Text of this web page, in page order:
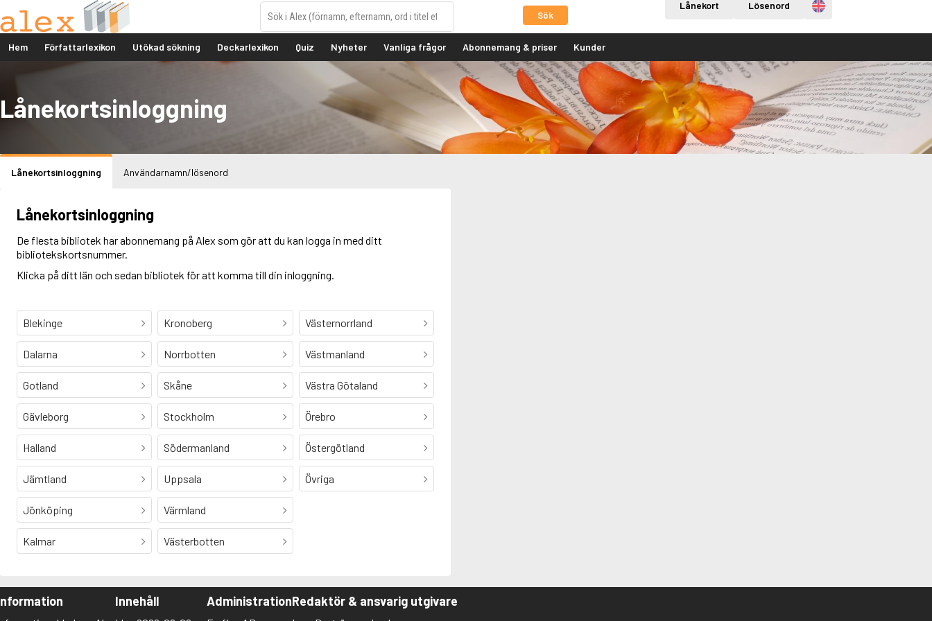
Sök
Lånekort Lösenord Engelska
Hem Författarlexikon Utökad sökning Deckarlexikon Quiz Nyheter Vanliga frågor Abonnemang & priser Kunder
Lånekortsinloggning
Lånekortsinloggning Användarnamn/lösenord
Lånekortsinloggning
De flesta bibliotek har abonnemang på Alex som gör att du kan logga in med ditt
bibliotekskortsnummer.
Klicka på ditt län och sedan bibliotek för att komma till din inloggning.
Blekinge
Dalarna
Gotland
Gävleborg
Halland
Jämtland
Jönköping
Kalmar
Kronoberg
Norrbotten
Skåne
Stockholm
Södermanland
Uppsala
Värmland
Västerbotten
Västernorrland
Västmanland
Västra Götaland
Örebro
Östergötland
Övriga
Innehåll AdministrationRedaktör & ansvarig utgivare